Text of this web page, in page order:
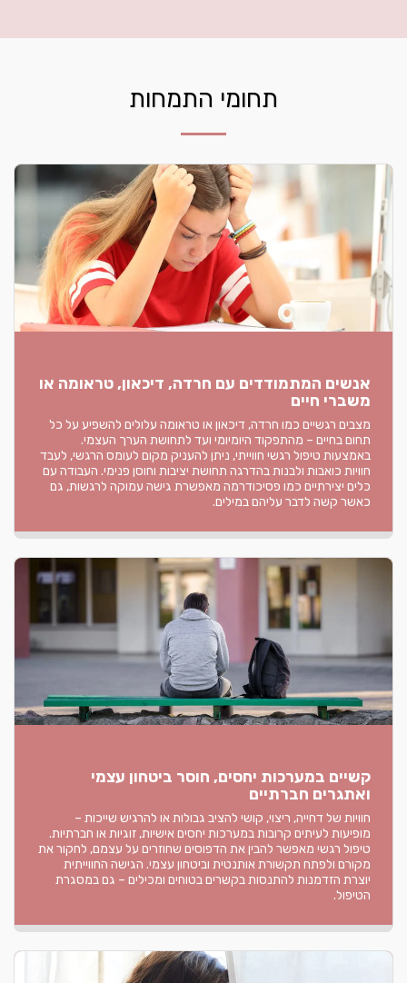
תחומי התמחות
אנשים המתמודדים עם חרדה, דיכאון, טראומה או
משברי חיים
מצבים רגשיים כמו חרדה, דיכאון או טראומה עלולים להשפיע על כל
תחום בחיים – מהתפקוד היומיומי ועד לתחושת הערך העצמי.
באמצעות טיפול רגשי חווייתי, ניתן להעניק מקום לעומס הרגשי, לעבד
חוויות כואבות ולבנות בהדרגה תחושת יציבות וחוסן פנימי. העבודה עם
כלים יצירתיים כמו פסיכודרמה מאפשרת גישה עמוקה לרגשות, גם
כאשר קשה לדבר עליהם במילים.
קשיים במערכות יחסים, חוסר ביטחון עצמי
ואתגרים חברתיים
חוויות של דחייה, ריצוי, קושי להציב גבולות או להרגיש שייכות –
מופיעות לעיתים קרובות במערכות יחסים אישיות, זוגיות או חברתיות.
טיפול רגשי מאפשר להבין את הדפוסים שחוזרים על עצמם, לחקור את
מקורם ולפתח תקשורת אותנטית וביטחון עצמי. הגישה החווייתית
יוצרת הזדמנות להתנסות בקשרים בטוחים ומכילים – גם במסגרת
הטיפול.